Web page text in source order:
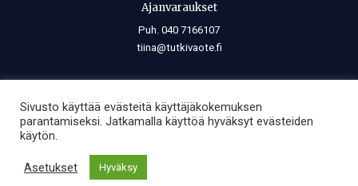
Ajanvaraukset
Puh. 040 7166107
tiina@tutkivaote.fi
vähentää, rajoittaa myös mielen voimaa. Ja mikä lisää, vähentää,
rajoittaa tai laajentaa mielen voimaa, lisää, vähentää, rajoittaa tai
—
Sivusto käyttää evästeitä käyttäjäkokemuksen
parantamiseksi. Jatkamalla käyttöä hyväksyt evästeiden
käytön.
Asetukset Hyväksy